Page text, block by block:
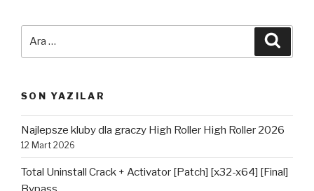
SON YAZILAR
Najlepsze kluby dla graczy High Roller High Roller 2026
12 Mart 2026
Total Uninstall Crack + Activator [Patch] [x32-x64] [Final]